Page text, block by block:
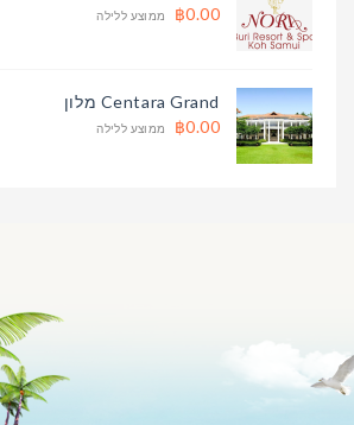
฿0.00
ממוצע ללילה
Centara Grand מלון
฿0.00
ממוצע ללילה